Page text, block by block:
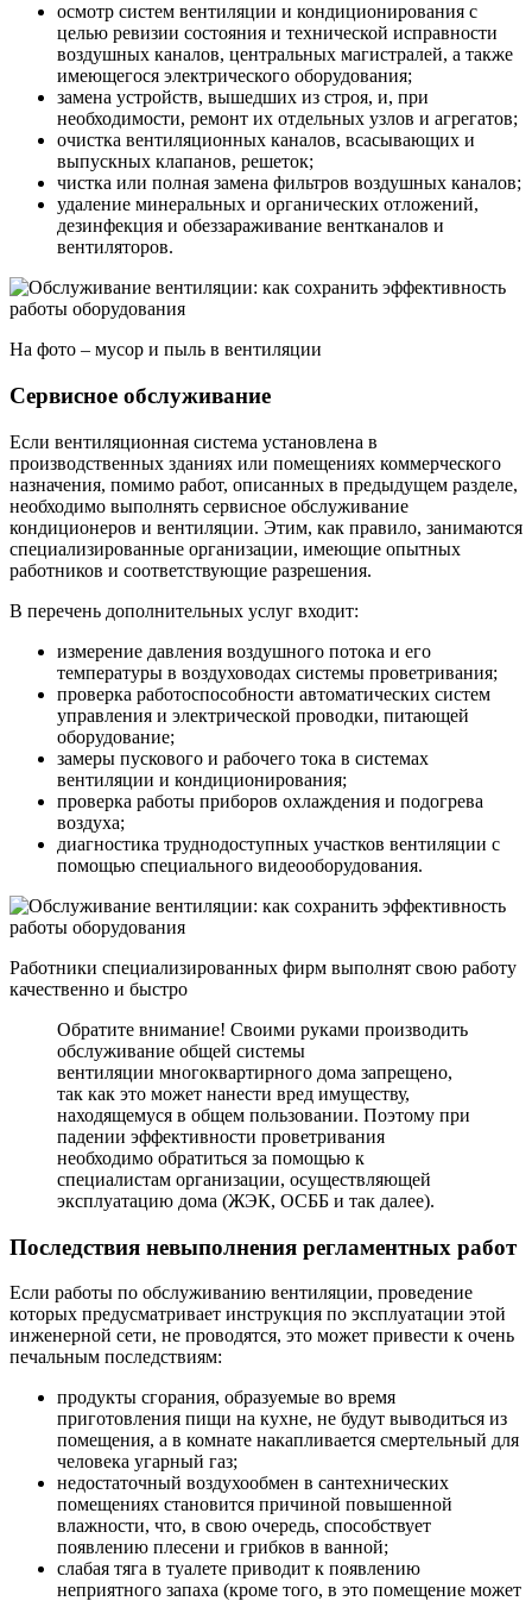
осмотр систем вентиляции и кондиционирования с
целью ревизии состояния и технической исправности
воздушных каналов, центральных магистралей, а также
имеющегося электрического оборудования;
замена устройств, вышедших из строя, и, при
необходимости, ремонт их отдельных узлов и агрегатов;
очистка вентиляционных каналов, всасывающих и
выпускных клапанов, решеток;
чистка или полная замена фильтров воздушных каналов;
удаление минеральных и органических отложений,
дезинфекция и обеззараживание вентканалов и
вентиляторов.
На фото – мусор и пыль в вентиляции
Сервисное обслуживание
Если вентиляционная система установлена в
производственных зданиях или помещениях коммерческого
назначения, помимо работ, описанных в предыдущем разделе,
необходимо выполнять сервисное обслуживание
кондиционеров и вентиляции. Этим, как правило, занимаются
специализированные организации, имеющие опытных
работников и соответствующие разрешения.
В перечень дополнительных услуг входит:
измерение давления воздушного потока и его
температуры в воздуховодах системы проветривания;
проверка работоспособности автоматических систем
управления и электрической проводки, питающей
оборудование;
замеры пускового и рабочего тока в системах
вентиляции и кондиционирования;
проверка работы приборов охлаждения и подогрева
воздуха;
диагностика труднодоступных участков вентиляции с
помощью специального видеооборудования.
Работники специализированных фирм выполнят свою работу
качественно и быстро
Обратите внимание! Своими руками производить
обслуживание общей системы
вентиляции многоквартирного дома запрещено,
так как это может нанести вред имуществу,
находящемуся в общем пользовании. Поэтому при
падении эффективности проветривания
необходимо обратиться за помощью к
специалистам организации, осуществляющей
эксплуатацию дома (ЖЭК, ОСББ и так далее).
Последствия невыполнения регламентных работ
Если работы по обслуживанию вентиляции, проведение
которых предусматривает инструкция по эксплуатации этой
инженерной сети, не проводятся, это может привести к очень
печальным последствиям:
продукты сгорания, образуемые во время
приготовления пищи на кухне, не будут выводиться из
помещения, а в комнате накапливается смертельный для
человека угарный газ;
недостаточный воздухообмен в сантехнических
помещениях становится причиной повышенной
влажности, что, в свою очередь, способствует
появлению плесени и грибков в ванной;
слабая тяга в туалете приводит к появлению
неприятного запаха (кроме того, в это помещение может